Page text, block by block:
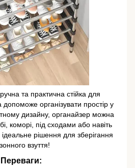
та практична стійка для
допоможе організувати простір у
дизайну, органайзер можна
коморі, під сходами або навіть
рішення для зберігання
взуття!
Переваги: